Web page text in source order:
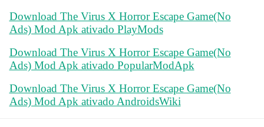
Download The Virus X Horror Escape Game(No
Ads) Mod Apk ativado PlayMods
Download The Virus X Horror Escape Game(No
Ads) Mod Apk ativado PopularModApk
Download The Virus X Horror Escape Game(No
Ads) Mod Apk ativado AndroidsWiki